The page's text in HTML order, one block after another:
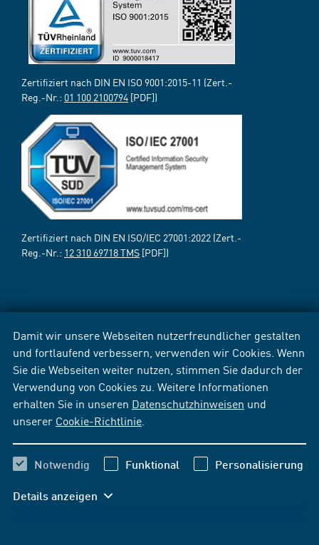
Damit wir unsere Webseiten nutzerfreundlicher gestalten
und fortlaufend verbessern, verwenden wir Cookies. Wenn
Sie die Webseiten weiter nutzen, stimmen Sie dadurch der
Verwendung von Cookies zu. Weitere Informationen
erhalten Sie in unseren Datenschutzhinweisen und
unserer Cookie-Richtlinie
Notwendig Funktional Personalisierung
Details anzeigen
Zertifiziert nach DIN EN ISO 9001:2015-11 (Zert.-
Reg.-Nr.: 01 100 2100794 [PDF])
Zertifiziert nach DIN EN ISO/IEC 27001:2022 (Zert.-
Reg.-Nr.: 12 310 69718 TMS [PDF])